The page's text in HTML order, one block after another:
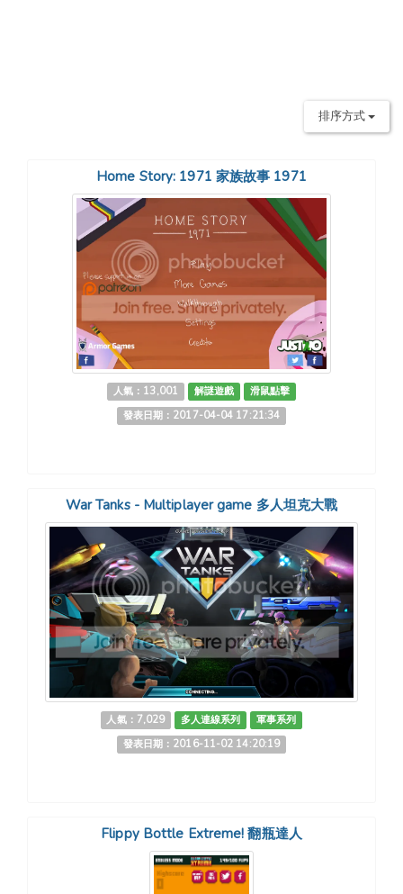
排序方式
Home Story: 1971 家族故事 1971
人氣：13,001 解謎遊戲
滑鼠點擊
發表日期：2017-04-04 17:21:34
War Tanks - Multiplayer game 多人坦克大戰
人氣：7,029 多人連線系列
軍事系列
發表日期：2016-11-02 14:20:19
Flippy Bottle Extreme! 翻瓶達人